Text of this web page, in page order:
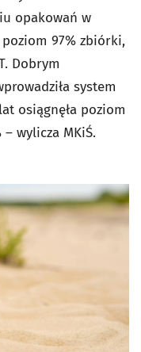
opakowań w
97% zbiórki,
Dobrym
system
osiągnęła poziom
wylicza MKiŚ.